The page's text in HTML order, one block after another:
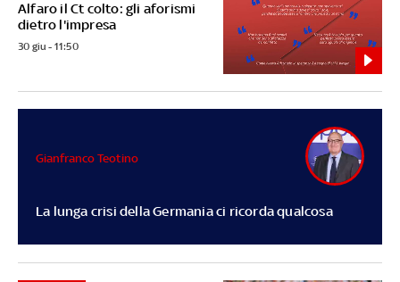
Alfaro il Ct colto: gli aforismi
dietro l'impresa
30 giu - 11:50
La lunga crisi della Germania ci ricorda qualcosa
Gianfranco Teotino